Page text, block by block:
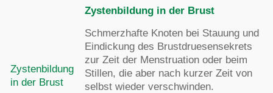
Zystenbildung
in der Brust
Zystenbildung in der Brust
Schmerzhafte Knoten bei Stauung und
Eindickung des Brustdruesensekrets
zur Zeit der Menstruation oder beim
Stillen, die aber nach kurzer Zeit von
selbst wieder verschwinden.